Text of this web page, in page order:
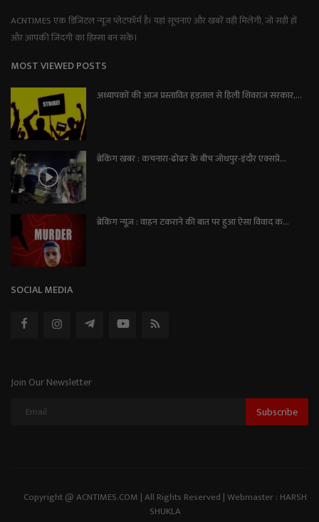
ACNTIMES एक डिजिटल न्यूज प्लेटफॉर्म है। यहां सूचनाएं और खबरें वही मिलेंगी, जो सही हों
और आपकी जिंदगी का हिस्सा बन सकें।
MOST VIEWED POSTS
अध्यापकों की आज प्रस्तावित हड़ताल से हिली शिवराज सरकार,...
ब्रेकिंग खबर : कचनारा-ढोढर के बीच जोधपुर-इंदौर एक्सप्रे...
ब्रेकिंग न्यूज़ : वाहन टकराने की बात पर हुआ ऐसा विवाद क...
SOCIAL MEDIA
Join Our Newsletter
Subscribe
Copyright @ ACNTIMES.COM | All Rights Reserved | Webmaster : HARSH
SHUKLA